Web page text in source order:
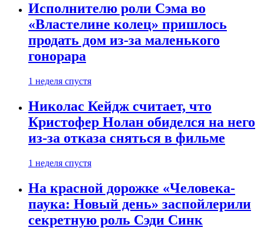
Исполнителю роли Сэма во
«Властелине колец» пришлось
продать дом из-за маленького
гонорара
1 неделя спустя
Николас Кейдж считает, что
Кристофер Нолан обиделся на него
из-за отказа сняться в фильме
1 неделя спустя
На красной дорожке «Человека-
паука: Новый день» заспойлерили
секретную роль Сэди Синк